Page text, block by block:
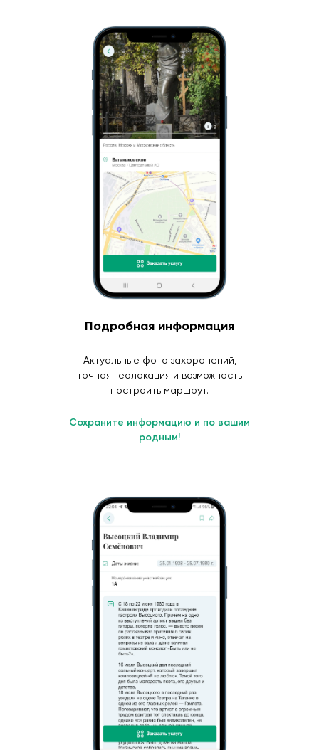
Подробная информация
Актуальные фото захоронений,
точная геолокация и возможность
построить маршрут.
Сохраните информацию и по вашим
родным!